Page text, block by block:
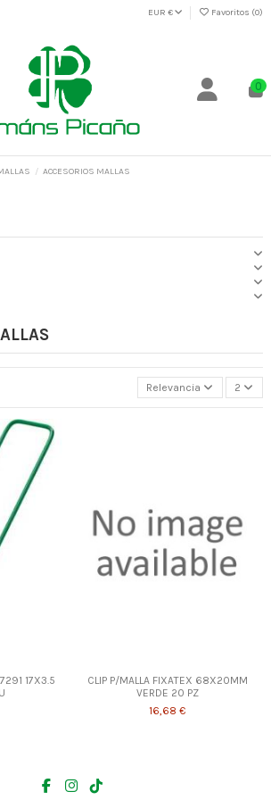
EUR € Favoritos (0)
0
ACCESORIOS MALLAS
Relevancia 2
17X3.5
CLIP P/MALLA FIXATEX 68X20MM
VERDE 20 PZ
16,68 €